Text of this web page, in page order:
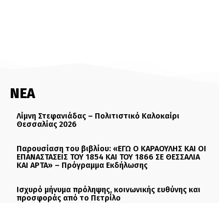
ΝΕΑ
Λίμνη Στεφανιάδας – Πολιτιστικό Καλοκαίρι
Θεσσαλίας 2026
Παρουσίαση του βιβλίου: «ΕΓΩ Ο ΚΑΡΑΟΥΛΗΣ ΚΑΙ ΟΙ
ΕΠΑΝΑΣΤΑΣΕΙΣ ΤΟΥ 1854 ΚΑΙ ΤΟΥ 1866 ΣΕ ΘΕΣΣΑΛΙΑ
ΚΑΙ ΑΡΤΑ» – Πρόγραμμα Εκδήλωσης
Ισχυρό μήνυμα πρόληψης, κοινωνικής ευθύνης και
προσφοράς από το Πετρίλο